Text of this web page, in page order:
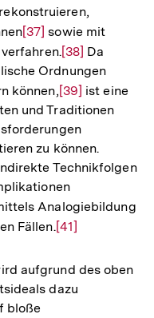
der
Fußnote
Zur
Auflösung
der
Fußnote
[37] sowie mit
Zur
Auflösung
der
Fußnote
[38] Da
Ordnungen
können,Zur
Auflösung
der
Fußnote
[39] ist eine
und Traditionen
zu können.
Technikfolgen
Analogiebildung
Fällen.Zur
der
Fußnote
[41]
aufgrund des oben
dazu
bloße